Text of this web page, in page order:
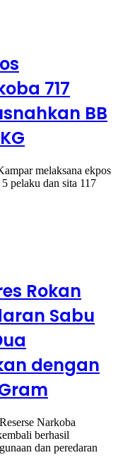
717
BB
melaksana ekpos
pelaku dan sita 117
Rokan
Sabu
dengan
Narkoba
berhasil
dan peredaran